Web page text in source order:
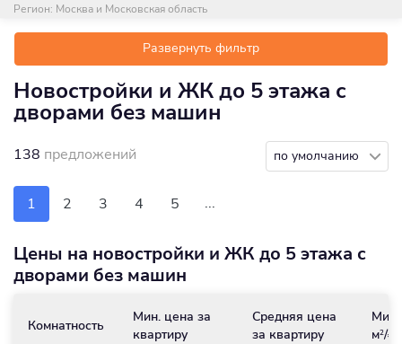
Регион: Москва и Московская область
Развернуть фильтр
Новостройки и ЖК до 5 этажа с
дворами без машин
138 предложений по умолчанию
1 2 3 4 5 ...
Цены на новостройки и ЖК до 5 этажа с
дворами без машин
Комнатность
Мин. цена за
квартиру
Средняя цена
за квартиру
Мин.
м2/₽